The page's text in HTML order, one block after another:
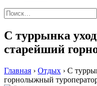
Найти:
С туррынка
старейший
Главная › Отдых › С
горнолыжный